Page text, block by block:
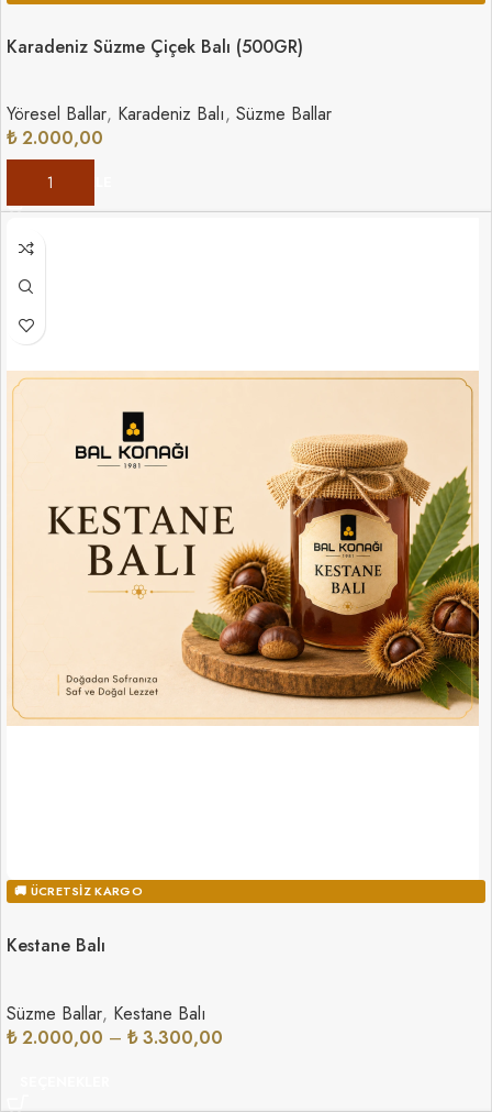
Karadeniz Süzme Çiçek Balı (500GR)
Yöresel Ballar, Karadeniz Balı, Süzme Ballar
₺2.000,00
SEPETE EKLE
🚚 ÜCRETSIZ KARGO
Kestane Balı
Süzme Ballar, Kestane Balı
₺2.000,00 – ₺3.300,00